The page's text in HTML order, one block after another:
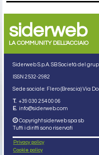
siderweb
LA COMMUNITY DELL'ACCIAIO
Siderweb S.p.A. SB Società del
ISSN 2532-2982
Sede sociale: Flero (Brescia) Via
T. +39 030 254 00 06
E. info@siderweb.com
Copyright siderweb spa sb
Tutti i diritti sono riservati
Privacy policy
Cookie policy